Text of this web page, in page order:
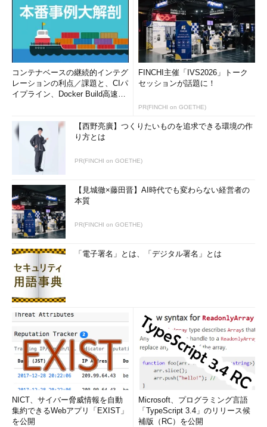
コンテナベースの継続的インテグ
レーションの利点／課題と、CIパ
イプライン、Docker Build高速化
FINCHI主催「IVS2026」トーク
セッションが話題に！
PR(FINCHI on GOETHE)
【西野亮廣】つくりたいものを追求できる環境の作
り方とは
PR(FINCHI on GOETHE)
【見城徹×藤田晋】AI時代でも変わらない経営者の
本質
PR(FINCHI on GOETHE)
「電子署名」とは、「デジタル署名」とは
NICT、サイバー脅威情報を自動
集約できるWebアプリ「EXIST」
を公開
Microsoft、プログラミング言語
「TypeScript 3.4」のリリース候
補版（RC）を公開